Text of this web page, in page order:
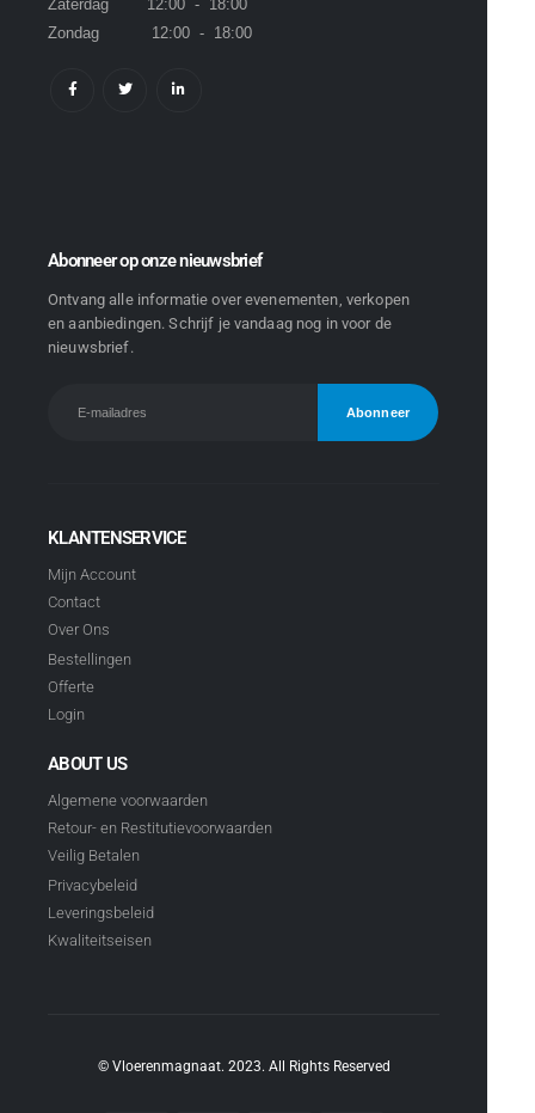
Zaterdag 12:00 - 18:00
Zondag 12:00 - 18:00
Abonneer op onze nieuwsbrief
Ontvang alle informatie over evenementen, verkopen
en aanbiedingen. Schrijf je vandaag nog in voor de
nieuwsbrief.
KLANTENSERVICE
Mijn Account
Contact
Over Ons
Bestellingen
Offerte
Login
ABOUT US
Algemene voorwaarden
Retour- en Restitutievoorwaarden
Veilig Betalen
Privacybeleid
Leveringsbeleid
Kwaliteitseisen
© Vloerenmagnaat. 2023. All Rights Reserved